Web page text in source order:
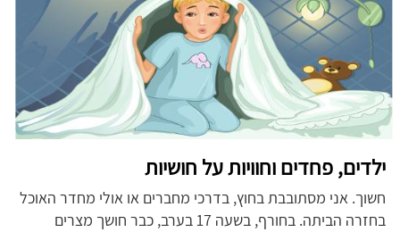
ילדים, פחדים וחוויות על חושיות
חשוך. אני מסתובבת בחוץ, בדרכי מחברים או אולי מחדר האוכל
בחזרה הביתה. בחורף, בשעה 17 בערב, כבר חושך מצרים